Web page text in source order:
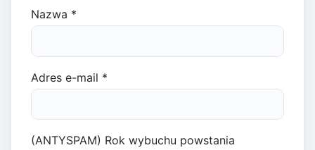
Nazwa *
Adres e-mail *
(ANTYSPAM) Rok wybuchu powstania